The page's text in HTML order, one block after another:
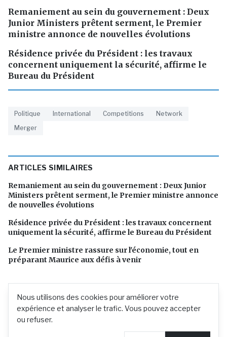
Nous utilisons des cookies pour améliorer votre
expérience et analyser le trafic. Vous pouvez accepter
ou refuser.
Remaniement au sein du gouvernement : Deux
Junior Ministers prêtent serment, le Premier
ministre annonce de nouvelles évolutions
Résidence privée du Président : les travaux
concernent uniquement la sécurité, affirme le
Bureau du Président
Politique International Competitions
Network
Merger
ARTICLES SIMILAIRES
Remaniement au sein du gouvernement : Deux Junior
Ministers prêtent serment, le Premier ministre annonce
de nouvelles évolutions
Résidence privée du Président : les travaux concernent
uniquement la sécurité, affirme le Bureau du Président
Le Premier ministre rassure sur l'économie, tout en
préparant Maurice aux défis à venir